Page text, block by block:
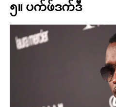
၅။ ပက်ဖ်ဒက်ဒီ